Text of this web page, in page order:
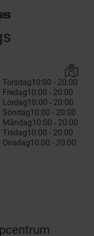
Torsdag10:00 - 20:00
Fredag10:00 - 20:00
Lördag10:00 - 20:00
Söndag10:00 - 20:00
Måndag10:00 - 20:00
Tisdag10:00 - 20:00
Onsdag10:00 - 20:00